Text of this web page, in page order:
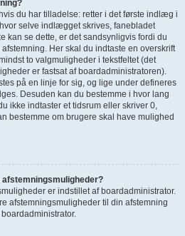
du har tilladelse: retter i det første indlæg i
selve indlægget skrives, fanebladet
kan se dette, er det sandsynligvis fordi du
Her skal du indtaste en overskrift
to valgmuligheder i tekstfeltet (det
er fastsat af boardadministratoren).
på en linje for sig, og lige under defineres
Desuden kan du bestemme i hvor lang
ikke indtaster et tidsrum eller skriver 0,
bestemme om brugere skal have mulighed
er indstillet af boardadministrator.
afstemningsmuligheder til din afstemning